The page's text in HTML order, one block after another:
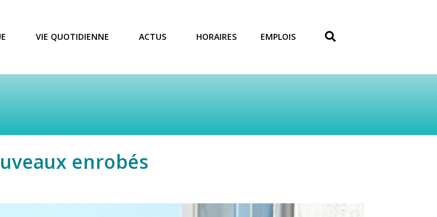
VIE QUOTIDIENNE ACTUS HORAIRES EMPLOIS
enrobés